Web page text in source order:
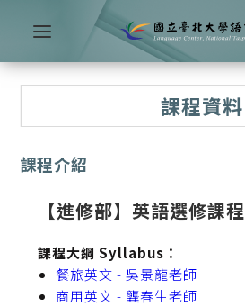
課程資料
課程介紹
【進修部】英語選修課程
課程大綱 Syllabus：
餐旅英文 - 吳景龍老師
商用英文 - 龔春生老師